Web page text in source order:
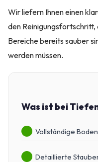
Wir liefern Ihnen einen
den
Bereiche bereits sauber
werden müssen.
Was ist bei
Vollständige
Detaillierte